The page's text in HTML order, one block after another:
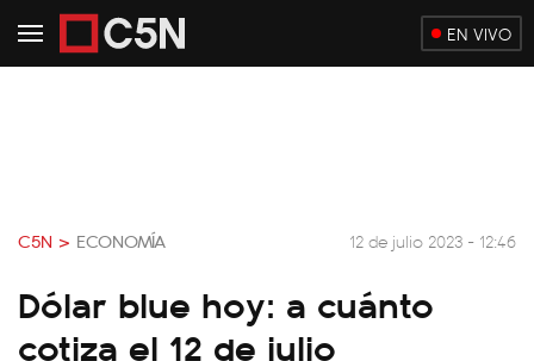
EN VIVO
C5N > ECONOMÍA 12 de julio 2023 - 12:46
Dólar blue hoy: a cuánto
cotiza el 12 de julio